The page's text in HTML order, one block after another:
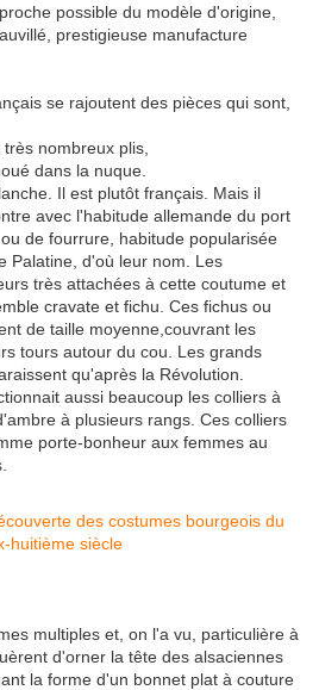
possible du modèle d'origine,
prestigieuse manufacture
se rajoutent des pièces qui sont,
nombreux plis,
dans la nuque.
Il est plutôt français. Mais il
avec l'habitude allemande du port
de fourrure, habitude popularisée
Palatine, d'où leur nom. Les
très attachées à cette coutume et
cravate et fichu. Ces fichus ou
de taille moyenne,couvrant les
tours autour du cou. Les grands
qu'après la Révolution.
aussi beaucoup les colliers à
à plusieurs rangs. Ces colliers
porte-bonheur aux femmes au
multiples et, on l'a vu, particulière à
d'orner la tête des alsaciennes
la forme d'un bonnet plat à couture